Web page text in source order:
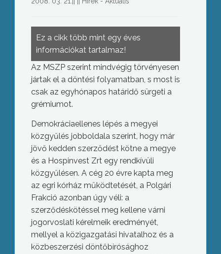
Ez a cikk több mint egy éves
információkat tartalmaz!
Az MSZP szerint mindvégig törvényesen
jártak el a döntési folyamatban, s most is
csak az egyhónapos határidő sürgeti a
grémiumot.
Demokráciaellenes lépés a megyei
közgyűlés jobboldala szerint, hogy már
jövő kedden szerződést kötne a megye
és a Hospinvest Zrt egy rendkívüli
közgyűlésen. A cég 20 évre kapta meg
az egri kórház működtetését, a Polgári
Frakció azonban úgy véli: a
szerződéskötéssel meg kellene várni
jogorvoslati kérelmeik eredményét,
mellyel a közigazgatási hivatalhoz és a
közbeszerzési döntőbírósághoz